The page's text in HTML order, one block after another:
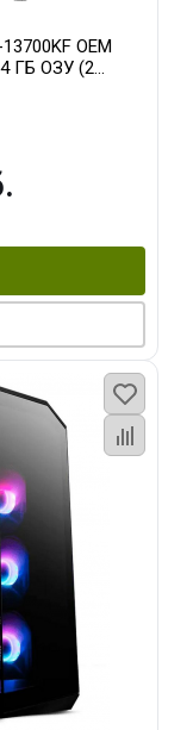
OEM
ГБ ОЗУ (2
GDDR7